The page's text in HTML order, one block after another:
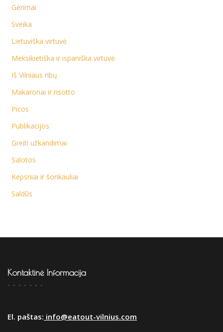
Gėrimai
Sveika
Lietuviška virtuvė
Meksikietiška ir ispaniška virtuvė
Iš Vilniaus ribų
Makaronai ir risotto
Picos
Publikacijos
Greiti užkandimai
Salotos
Kepsniai ir šonkauliai
Saldūs
Kontaktinė Informacija
El. paštas: info@eatout-vilnius.com